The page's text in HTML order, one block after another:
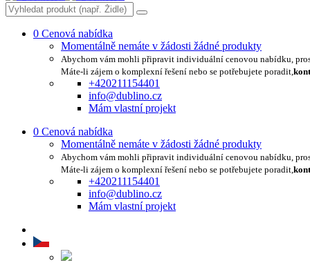
0 Cenová nabídka
Momentálně nemáte v žádosti žádné produkty
Abychom vám mohli připravit individuální cenovou nabídku,
Máte-li zájem o komplexní řešení nebo se potřebujete poradit,
+420211154401
info@dublino.cz
Mám vlastní projekt
0 Cenová nabídka
Momentálně nemáte v žádosti žádné produkty
Abychom vám mohli připravit individuální cenovou nabídku,
Máte-li zájem o komplexní řešení nebo se potřebujete poradit,
+420211154401
info@dublino.cz
Mám vlastní projekt